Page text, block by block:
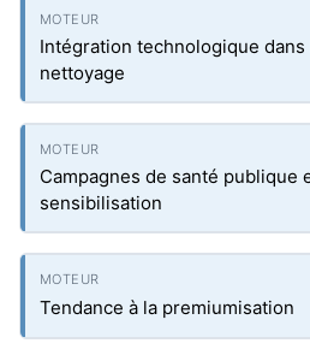
Intégration technologique
nettoyage
Campagnes de santé publique
sensibilisation
Tendance à la premiumisation